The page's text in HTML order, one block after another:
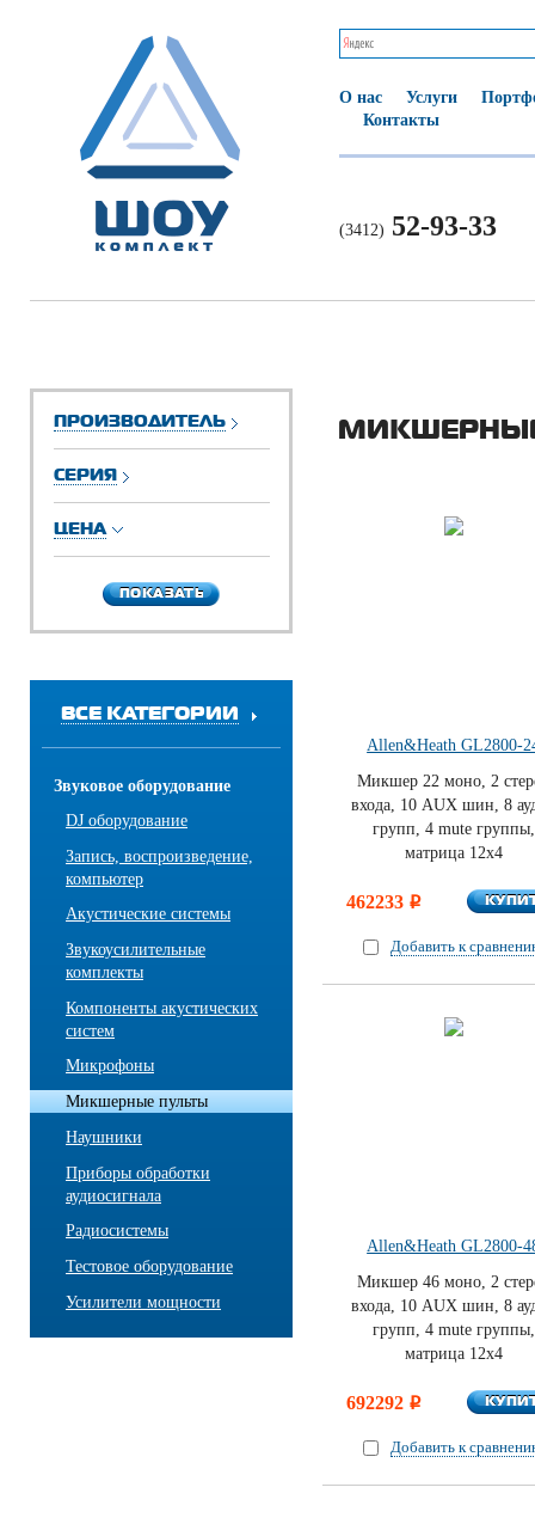
О нас Услуги
Контакты
(3412) 52-93-33
ПРОИЗВОДИТЕЛЬ
СЕРИЯ
ЦЕНА
ПОКАЗАТЬ
ПОКАЗАТЬ
ВСЕ КАТЕГОРИИ
Звуковое оборудование
DJ оборудование
Запись, воспроизведение,
компьютер
Акустические системы
Звукоусилительные
комплекты
Компоненты акустических
систем
Микрофоны
Микшерные пульты
Наушники
Приборы обработки
аудиосигнала
Радиосистемы
Тестовое оборудование
Усилители мощности
Allen&Heath GL2800-
Микшер 22 моно, 2
входа, 10 AUX шин, 8
групп, 4 mute группы,
матрица 12х4
462233 i
Добавить к
Allen&Heath GL2800-
Микшер 46 моно, 2
входа, 10 AUX шин, 8
групп, 4 mute группы,
матрица 12х4
692292 i
Добавить к